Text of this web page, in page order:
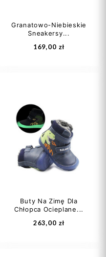
Dodaj do koszyka
Granatowo-Niebieskie
Sneakersy...
169,00 zł
25 26
29
Dodaj do koszyka
Buty Na Zimę Dla
Chłopca Ocieplane...
263,00 zł